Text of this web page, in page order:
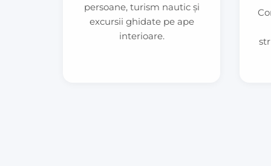
persoane, turism nautic și
excursii ghidate pe ape
interioare.